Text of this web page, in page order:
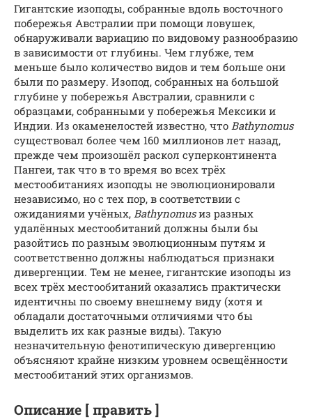
Гигантские изоподы, собранные вдоль восточного
побережья Австралии при помощи ловушек,
обнаруживали вариацию по видовому разнообразию
в зависимости от глубины. Чем глубже, тем
меньше было количество видов и тем больше они
были по размеру. Изопод, собранных на большой
глубине у побережья Австралии, сравнили с
образцами, собранными у побережья Мексики и
Индии. Из окаменелостей известно, что Bathynomus
существовал более чем 160 миллионов лет назад,
прежде чем произошёл раскол суперконтинента
Пангеи, так что в то время во всех трёх
местообитаниях изоподы не эволюционировали
независимо, но с тех пор, в соответствии с
ожиданиями учёных, Bathynomusиз разных
удалённых местообитаний должны были бы
разойтись по разным эволюционным путям и
соответственно должны наблюдаться признаки
дивергенции. Тем не менее, гигантские изоподы из
всех трёх местообитаний оказались практически
идентичны по своему внешнему виду (хотя и
обладали достаточными отличиями что бы
выделить их как разные виды). Такую
незначительную фенотипическую дивергенцию
объясняют крайне низким уровнем освещённости
местообитаний этих организмов.
Описание [ править ]